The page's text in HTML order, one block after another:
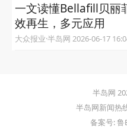
一文读懂Bellafill贝丽
效再生，多元应用
大众报业·半岛网 2026-06-17
半岛网
半岛网新闻热
备案号: 鲁